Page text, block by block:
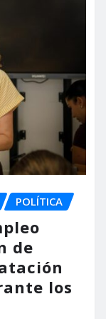
POLÍTICA
de
los